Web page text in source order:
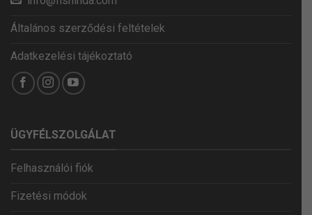
Általános szerződési feltételek
Adatkezelési tájékoztató
ÜGYFÉLSZOLGÁLAT
Felhasználói fiók
Fizetési módok